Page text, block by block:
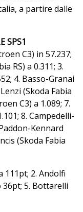
a partire dalle
SPS1
C3) in 57.237;
RS) a 0.311; 3.
4. Basso-Granai
(Skoda Fabia
C3) a 1.089; 7.
8. Campedelli-
Kennard
(Skoda Fabia
111pt; 2. Andolfi
36pt; 5. Bottarelli